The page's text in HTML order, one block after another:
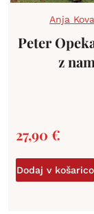
Anja
Peter
z
27,90 €
Dodaj v košarico